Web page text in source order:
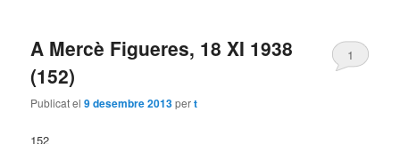
A Mercè Figueres, 18 XI 1938
(152)
Publicat el9 desembre 2013pert
1
152